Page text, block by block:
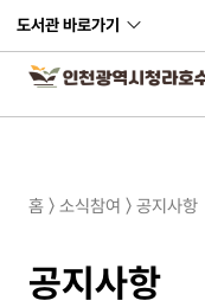
도서관 바로가기
홈 〉 소식참여 〉 공지사항
공지사항